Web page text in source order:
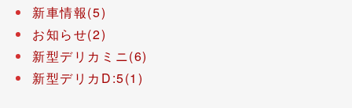
新車情報(5)
お知らせ(2)
新型デリカミニ(6)
新型デリカD:5(1)